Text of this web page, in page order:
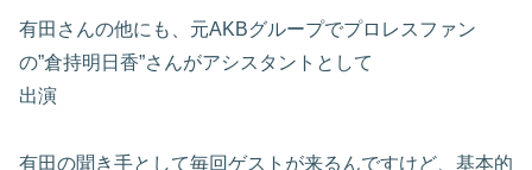
有田さんの他にも、元AKBグループでプロレスファン
の”倉持明日香”さんがアシスタントとして
出演
有田の聞き手として毎回ゲストが来るんですけど、基本的